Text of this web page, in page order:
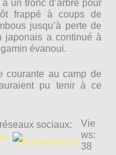
un tronc d’arbre pour
frappé à coups de
jusqu’à perte de
japonais a continué à
évanoui.
courante au camp de
pu tenir à ce
sociaux:
Vie
ws:
38